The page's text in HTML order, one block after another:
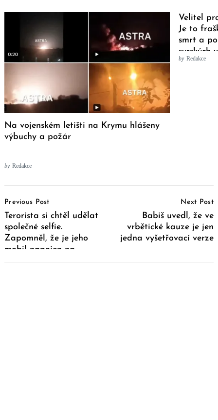
Na vojenském letišti na Krymu hlášeny
výbuchy a požár
by Redakce
Velitel
Je to
smrt a
syrských
by Redakce
Navigation
Previous Post
Terorista si chtěl udělat
společné selfie.
Zapomněl, že je jeho
mobil napojen na
bombu
Next Post
Babiš uvedl, že ve
vrbětické kauze je jen
jedna vyšetřovací verze